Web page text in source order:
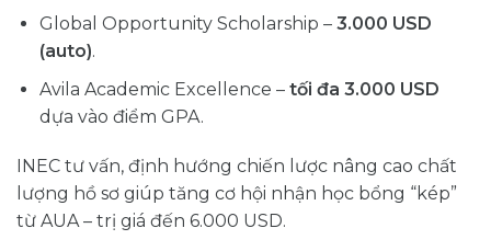
Global Opportunity Scholarship – 3.000 USD
(auto).
Avila Academic Excellence – tối đa 3.000 USD
dựa vào điểm GPA.
INEC tư vấn, định hướng chiến lược nâng cao chất
lượng hồ sơ giúp tăng cơ hội nhận học bổng “kép”
từ AUA – trị giá đến 6.000 USD.